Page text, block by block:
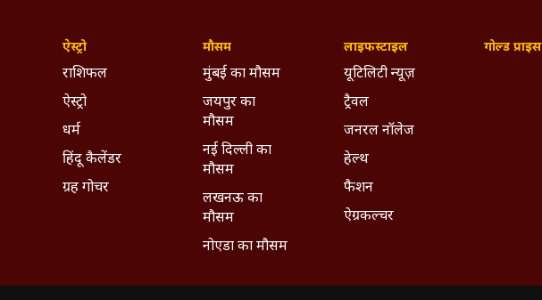
ऐस्ट्रो
राशिफल
ऐस्ट्रो
धर्म
हिंदू कैलेंडर
ग्रह गोचर
मौसम
मुंबई का मौसम
जयपुर का
मौसम
नई दिल्ली का
मौसम
लखनऊ का
मौसम
नोएडा का मौसम
लाइफस्टाइल
यूटिलिटी न्यूज़
ट्रैवल
जनरल नॉलेज
हेल्थ
फैशन
ऐग्रकल्चर
गोल्ड प्राइस